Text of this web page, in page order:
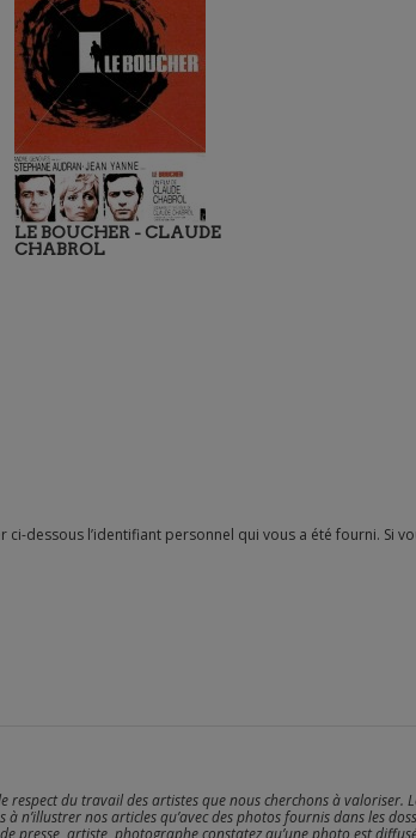
LE BOUCHER - CLAUDE
CHABROL
respect du travail des artistes que nous cherchons à valoriser.
n’illustrer nos articles qu’avec des photos fournis dans les
presse, artiste, photographe constatez qu’une photo est